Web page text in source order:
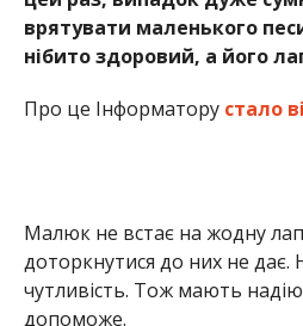
Аналізи показали сильне
довго жив у вогкості, у
що дало ускладнення на
песик ходить під себе.